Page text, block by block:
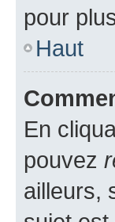
pour
Haut
En
pouvez
ailleurs,